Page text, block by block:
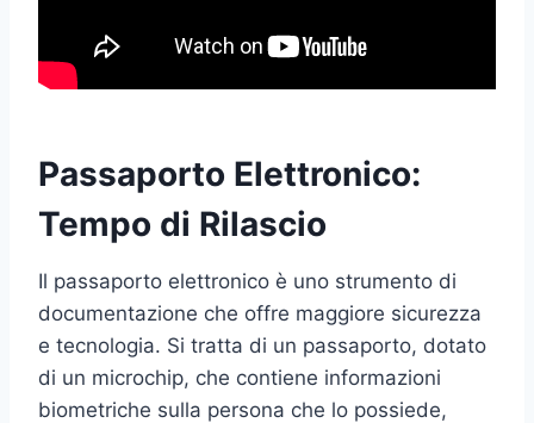
Passaporto Elettronico:
Tempo di Rilascio
Il passaporto elettronico è uno strumento di
documentazione che offre maggiore sicurezza
e tecnologia. Si tratta di un passaporto, dotato
di un microchip, che contiene informazioni
biometriche sulla persona che lo possiede,